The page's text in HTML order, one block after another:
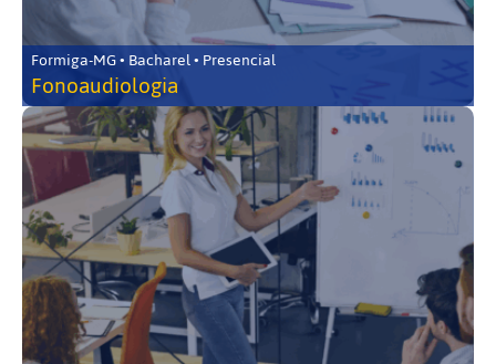
Formiga-MG • Bacharel • Presencial
Fonoaudiologia